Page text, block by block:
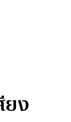
ง